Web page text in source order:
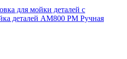
для мойки деталей с
деталей АМ800 РМ Ручная